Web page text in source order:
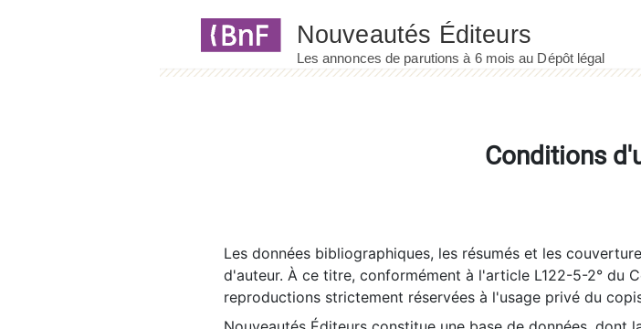
Conditions
Les données bibliographiques, les résumés et les
d'auteur. À ce titre, conformément à l'article L122-5-2° du
reproductions strictement réservées à l'usage privé du